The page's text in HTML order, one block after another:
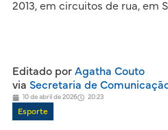
2013, em circuitos de rua, em
Editado porAgatha Couto
via Secretaria de
10 de abril de 2026 20:23
Esporte